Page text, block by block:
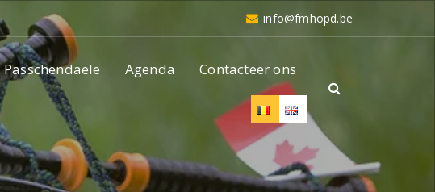
info@fmhopd.be
Passchendaele Agenda Contacteer ons